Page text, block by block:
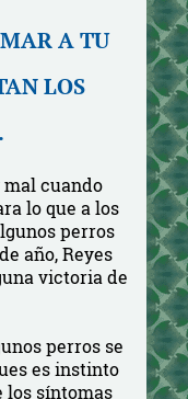
A TU
LOS
cuando
lo que a los
perros
año, Reyes
victoria de
perros se
es instinto
los síntomas